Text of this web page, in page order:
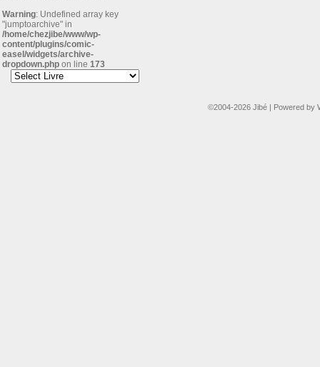
Warning: Undefined array key
"jumptoarchive" in
/home/chezjibe/www/wp-
content/plugins/comic-
easel/widgets/archive-
dropdown.php on line 173
©2004-2026 Jibé | Powered by